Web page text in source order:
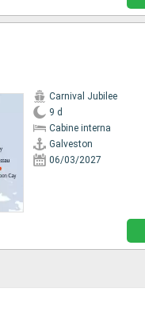
Carnival Jubilee
9 d
Cabine interna
Galveston
06/03/2027